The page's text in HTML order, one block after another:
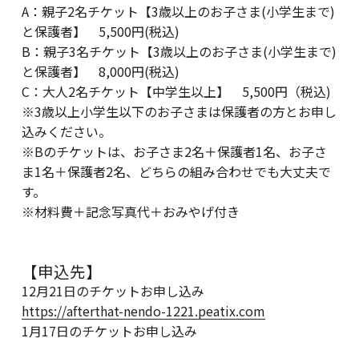
A：親子2名チケット【3歳以上のお子さま(小学生まで)
と保護者】 5,500円(税込)
B：親子3名チケット【3歳以上のお子さま(小学生まで)
と保護者】 8,000円(税込)
C：大人2名チケット【中学生以上】 5,500円（税込)
※3歳以上小学生以下のお子さまは保護者の方とお申し
込みください。
※Bのチケットは、お子さま2名＋保護者1名、お子さ
ま1名＋保護者2名、どちらの組み合わせでも大丈夫で
す。
※材料費＋記念写真代＋おみやげ付き
【申込先】
12月21日のチケットお申し込み
https://afterthat-nendo-1221.peatix.com
1月17日のチケットお申し込み